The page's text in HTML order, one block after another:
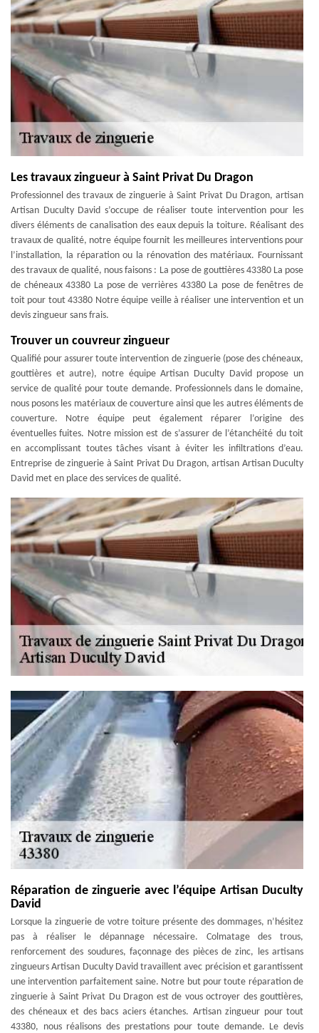
Les travaux zingueur à Saint Privat Du Dragon
Professionnel des travaux de zinguerie à Saint Privat Du Dragon, artisan
Artisan Duculty David s’occupe de réaliser toute intervention pour les
divers éléments de canalisation des eaux depuis la toiture. Réalisant des
travaux de qualité, notre équipe fournit les meilleures interventions pour
l’installation, la réparation ou la rénovation des matériaux. Fournissant
des travaux de qualité, nous faisons : La pose de gouttières 43380 La pose
de chéneaux 43380 La pose de verrières 43380 La pose de fenêtres de
toit pour tout 43380 Notre équipe veille à réaliser une intervention et un
devis zingueur sans frais.
Trouver un couvreur zingueur
Qualifié pour assurer toute intervention de zinguerie (pose des chéneaux,
gouttières et autre), notre équipe Artisan Duculty David propose un
service de qualité pour toute demande. Professionnels dans le domaine,
nous posons les matériaux de couverture ainsi que les autres éléments de
couverture. Notre équipe peut également réparer l’origine des
éventuelles fuites. Notre mission est de s’assurer de l’étanchéité du toit
en accomplissant toutes tâches visant à éviter les infiltrations d’eau.
Entreprise de zinguerie à Saint Privat Du Dragon, artisan Artisan Duculty
David met en place des services de qualité.
Réparation de zinguerie avec l’équipe Artisan Duculty
David
Lorsque la zinguerie de votre toiture présente des dommages, n’hésitez
pas à réaliser le dépannage nécessaire. Colmatage des trous,
renforcement des soudures, façonnage des pièces de zinc, les artisans
zingueurs Artisan Duculty David travaillent avec précision et garantissent
une intervention parfaitement saine. Notre but pour toute réparation de
zinguerie à Saint Privat Du Dragon est de vous octroyer des gouttières,
des chéneaux et des bacs aciers étanches. Artisan zingueur pour tout
43380, nous réalisons des prestations pour toute demande. Le devis